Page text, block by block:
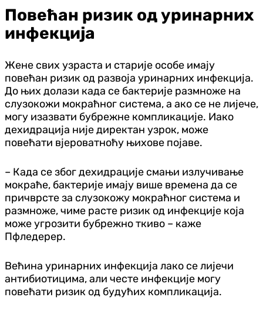
Повећан ризик од уринарних
инфекција
Жене свих узраста и старије особе имају
повећан ризик од развоја уринарних инфекција.
До њих долази када се бактерије размноже на
слузокожи мокраћног система, а ако се не лијече,
могу изазвати бубрежне компликације. Иако
дехидрација није директан узрок, може
повећати вјероватноћу њихове појаве.
– Када се због дехидрације смањи излучивање
мокраће, бактерије имају више времена да се
причврсте за слузокожу мокраћног система и
размноже, чиме расте ризик од инфекције која
може угрозити бубрежно ткиво – каже
Пфледерер.
Већина уринарних инфекција лако се лијечи
антибиотицима, али честе инфекције могу
повећати ризик од будућих компликација.